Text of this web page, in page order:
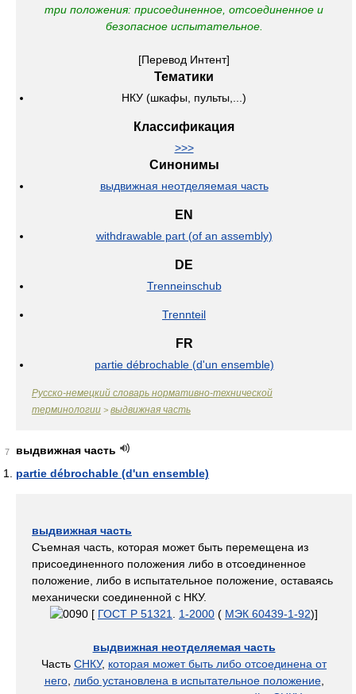
три положения: присоединенное, отсоединенное и
безопасное испытательное.
[Перевод Интент]
Тематики
НКУ (шкафы, пульты,...)
Классификация
>>>
Синонимы
выдвижная неотделяемая часть
EN
withdrawable part (of an assembly)
DE
Trenneinschub
Trennteil
FR
partie débrochable (d'un ensemble)
Русско-немецкий словарь нормативно-технической
терминологии > выдвижная часть
7
выдвижная часть
partie débrochable (d'un ensemble)
выдвижная часть
Съемная часть, которая может быть перемещена из
присоединенного положения либо в отсоединенное
положение, либо в испытательное положение, оставаясь
механически соединенной с НКУ.
[ ГОСТ Р 51321 1-2000 ( МЭК 60439-1-92)]
выдвижная неотделяемая часть
Часть СНКУ, которая может быть либо отсоединена от
него, либо установлена в испытательное положение,